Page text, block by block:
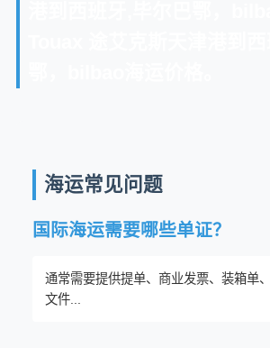
海运常见问题
国际海运需要哪些单证？
通常需要提供提单、商业发票、装箱单
文件...